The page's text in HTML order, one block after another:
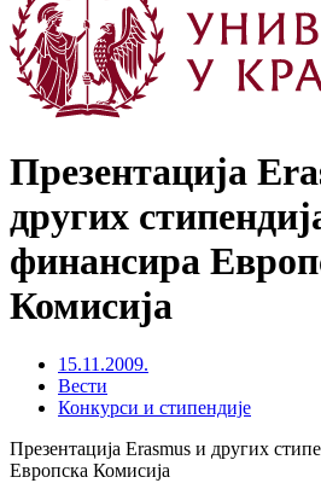
Презентација
других
финансира
Комисија
15.11.2009.
Вести
Конкурси и стипендије
Презентација Erasmus и других
Европска Комисија